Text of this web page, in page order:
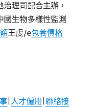
理司配合主辦，
生物多樣性監測
王虔/e包養價格
人才僱用 |聯絡接